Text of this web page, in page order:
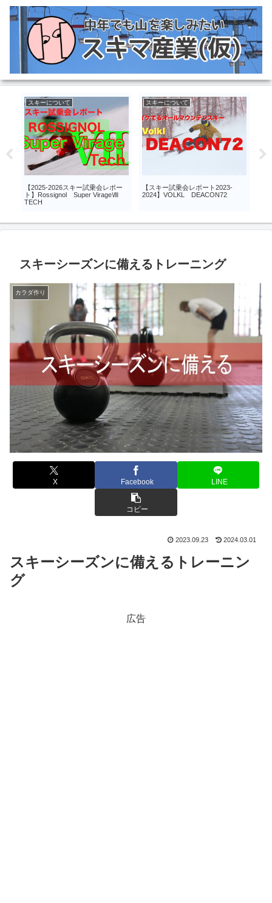
スキーについて
【2025-2026スキー試乗会レポー
ト】Rossignol Super VirageⅧ
TECH
スキーについて
【スキー試乗会レポート2023-
2024】VOLKL DEACON72
スキーシーズンに備えるトレーニング
カラダ作り
X Facebook LINE
コピー
2023.09.23 2024.03.01
スキーシーズンに備えるトレーニン
グ
広告